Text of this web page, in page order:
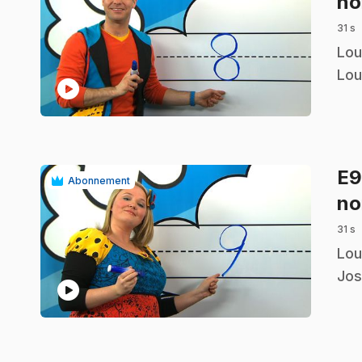
play_circle
31 s
.
Abonnement
play_circle
E9
31 s
.